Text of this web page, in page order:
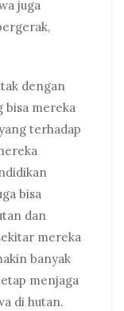
juga
dengan
bisa mereka
terhadap
bisa
dan
mereka
banyak
menjaga
di hutan.